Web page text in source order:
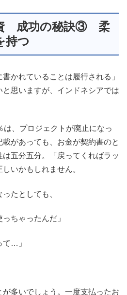
成功の秘訣③ 柔
持つ
かれていることは履行される」
思いますが、インドネシアでは
は、プロジェクトが廃止になっ
があっても、お金が契約書のと
五分五分。「戻ってくればラッ
いかもしれません。
たとしても、
ちゃったんだ」
て…」
多いでしょう。一度支払ったお